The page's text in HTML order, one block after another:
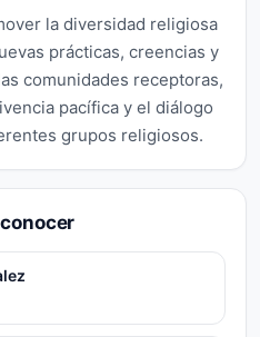
la diversidad religiosa
prácticas, creencias y
comunidades receptoras,
pacífica y el diálogo
grupos religiosos.